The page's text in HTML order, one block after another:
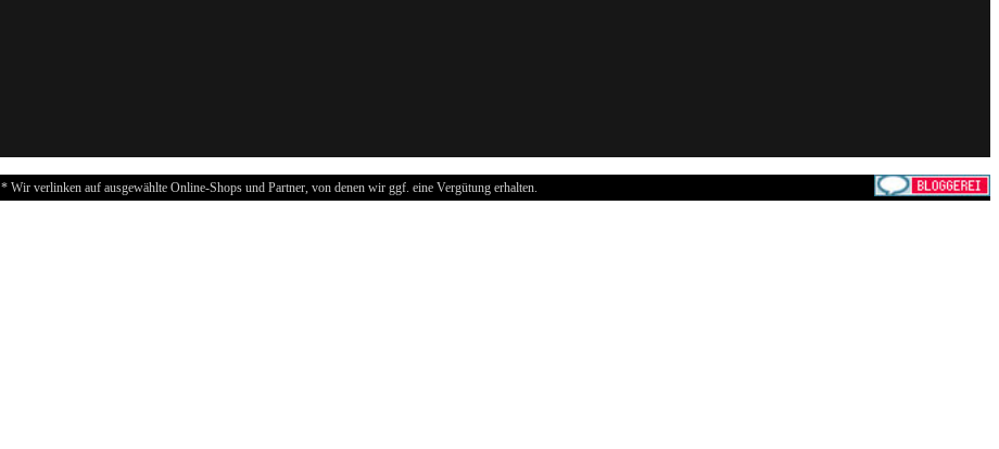
* Wir verlinken auf ausgewählte Online-Shops und Partner, von denen wir ggf. eine Vergütung erhalten.